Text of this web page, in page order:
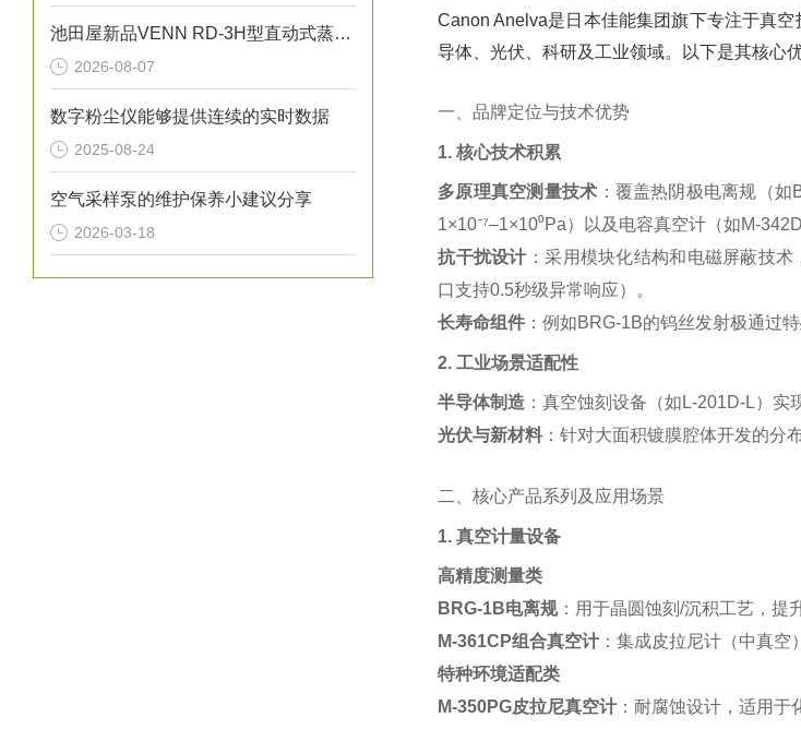
池田屋新品VENN RD-3H型直动式蒸汽减压阀RD3H-GH-25正式发布
2026-08-07
数字粉尘仪能够提供连续的实时数据
2025-08-24
空气采样泵的维护保养小建议分享
2026-03-18
Canon Anelva是日本佳能集团旗下专注于真
导体、光伏、科研及工业领域。以下是其核心
一、品牌定位与技术优势
1. 核心技术积累
多原理真空测量技术 ：覆盖热阴极电离规（
1×10⁻⁷–1×10⁰Pa）以及电容真空计（如M-
抗干扰设计 ：采用模块化结构和电磁屏蔽技
口支持0.5秒级异常响应）。
长寿命组件 ：例如BRG-1B的钨丝发射极通过
2. 工业场景适配性
半导体制造 ：真空蚀刻设备（如L-201D-L）实
光伏与新材料 ：针对大面积镀膜腔体开发的分
二、核心产品系列及应用场景
1. 真空计量设备
高精度测量类
BRG-1B电离规：用于晶圆蚀刻/沉积工艺，提
M-361CP组合真空计 ：集成皮拉尼计（中真空
特种环境适配类
M-350PG皮拉尼真空计 ：耐腐蚀设计，适用于